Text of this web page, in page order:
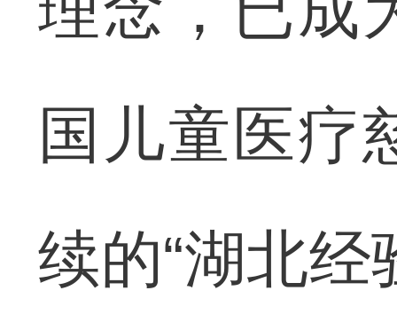
国儿童医疗
续的“湖北